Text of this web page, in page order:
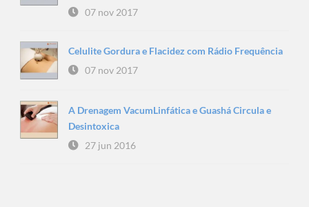
07 nov 2017
Celulite Gordura e Flacidez com Rádio Frequência
07 nov 2017
A Drenagem VacumLinfática e Guashá Circula e
Desintoxica
27 jun 2016